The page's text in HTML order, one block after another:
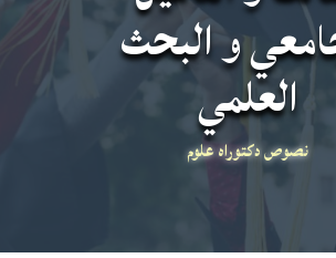
و البحث
العلمي
نصوص دكتوراه علوم